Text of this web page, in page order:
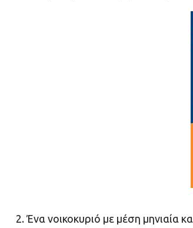
2. Ένα νοικοκυριό με μέση μηνιαία